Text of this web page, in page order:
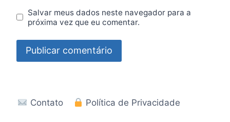
Salvar meus dados neste navegador para a
próxima vez que eu comentar.
Contato Política de Privacidade